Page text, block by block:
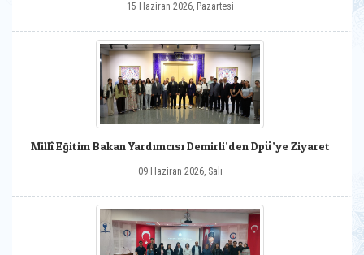
15 Haziran 2026, Pazartesi
Millî Eğitim Bakan Yardımcısı Demirli’den Dpü’ye Ziyaret
09 Haziran 2026, Salı